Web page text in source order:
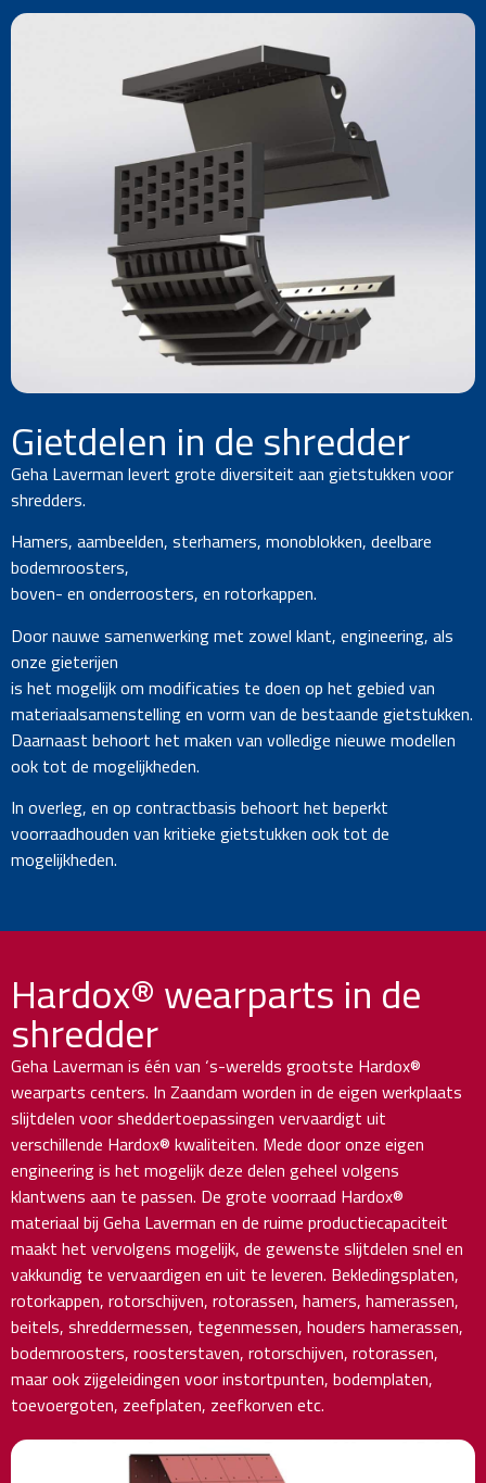
Gietdelen in de shredder
Geha Laverman levert grote diversiteit aan gietstukken voor
shredders.
Hamers, aambeelden, sterhamers, monoblokken, deelbare
bodemroosters,
boven- en onderroosters, en rotorkappen.
Door nauwe samenwerking met zowel klant, engineering, als
onze gieterijen
is het mogelijk om modificaties te doen op het gebied van
materiaalsamenstelling en vorm van de bestaande gietstukken.
Daarnaast behoort het maken van volledige nieuwe modellen
ook tot de mogelijkheden.
In overleg, en op contractbasis behoort het beperkt
voorraadhouden van kritieke gietstukken ook tot de
mogelijkheden.
Hardox® wearparts in de
shredder
Geha Laverman is één van ‘s-werelds grootste Hardox®
wearparts centers. In Zaandam worden in de eigen werkplaats
slijtdelen voor sheddertoepassingen vervaardigt uit
verschillende Hardox® kwaliteiten. Mede door onze eigen
engineering is het mogelijk deze delen geheel volgens
klantwens aan te passen. De grote voorraad Hardox®
materiaal bij Geha Laverman en de ruime productiecapaciteit
maakt het vervolgens mogelijk, de gewenste slijtdelen snel en
vakkundig te vervaardigen en uit te leveren. Bekledingsplaten,
rotorkappen, rotorschijven, rotorassen, hamers, hamerassen,
beitels, shreddermessen, tegenmessen, houders hamerassen,
bodemroosters, roosterstaven, rotorschijven, rotorassen,
maar ook zijgeleidingen voor instortpunten, bodemplaten,
toevoergoten, zeefplaten, zeefkorven etc.